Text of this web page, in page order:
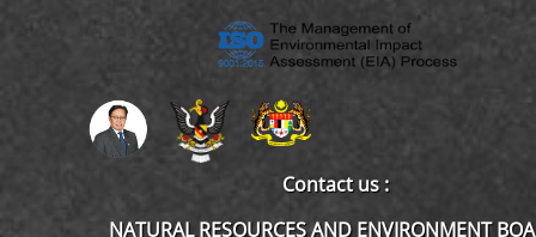
Contact us :
NATURAL RESOURCES AND ENVIRONMENT